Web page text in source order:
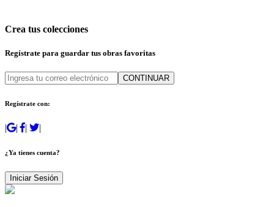
Crea tus colecciones
Regístrate para guardar tus obras favoritas
CONTINUAR
Regístrate con:
| | | |
¿Ya tienes cuenta?
Iniciar Sesión